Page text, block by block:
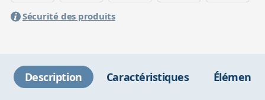
Sécurité des produits
Description Caractéristiques Éléments